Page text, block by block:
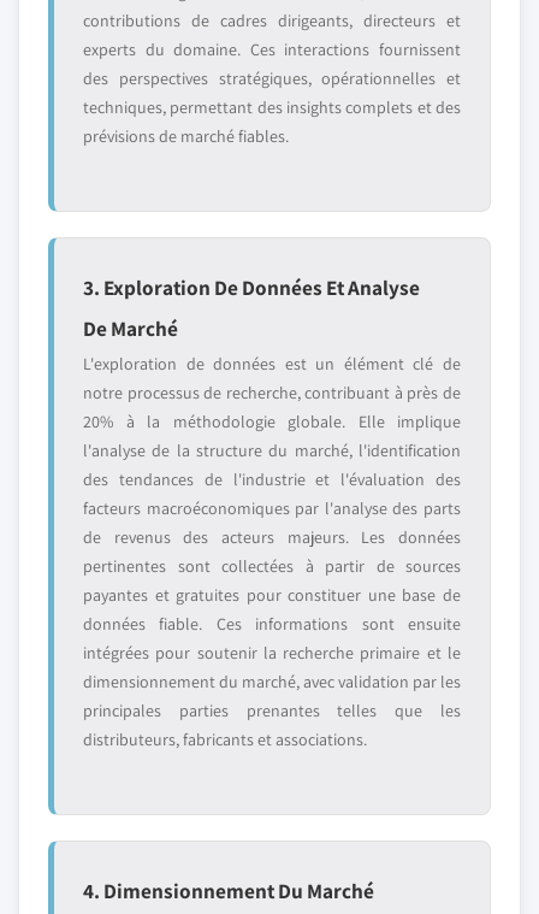
contributions de cadres dirigeants, directeurs et
experts du domaine. Ces interactions fournissent
des perspectives stratégiques, opérationnelles et
techniques, permettant des insights complets et des
prévisions de marché fiables.
3. Exploration De Données Et Analyse
De Marché
L'exploration de données est un élément clé de
notre processus de recherche, contribuant à près de
20% à la méthodologie globale. Elle implique
l'analyse de la structure du marché, l'identification
des tendances de l'industrie et l'évaluation des
facteurs macroéconomiques par l'analyse des parts
de revenus des acteurs majeurs. Les données
pertinentes sont collectées à partir de sources
payantes et gratuites pour constituer une base de
données fiable. Ces informations sont ensuite
intégrées pour soutenir la recherche primaire et le
dimensionnement du marché, avec validation par les
principales parties prenantes telles que les
distributeurs, fabricants et associations.
4. Dimensionnement Du Marché